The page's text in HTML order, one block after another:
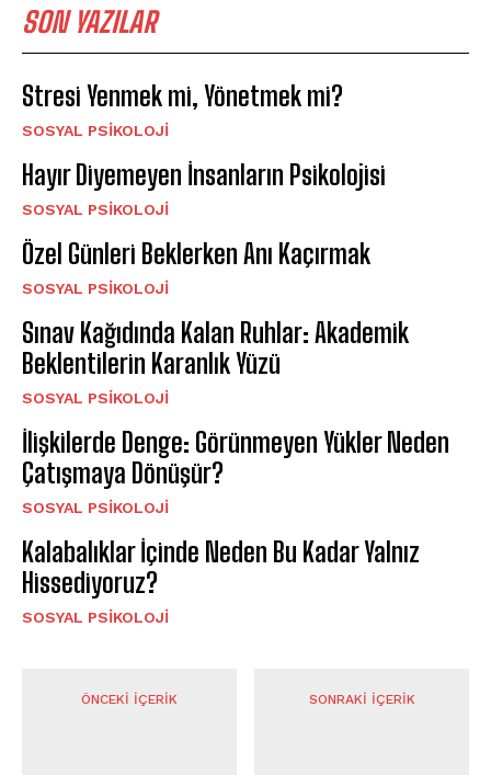
SON YAZILAR
Stresi Yenmek mi, Yönetmek mi?
SOSYAL PSIKOLOJI
Hayır Diyemeyen İnsanların Psikolojisi
SOSYAL PSIKOLOJI
Özel Günleri Beklerken Anı Kaçırmak
SOSYAL PSIKOLOJI
Sınav Kağıdında Kalan Ruhlar: Akademik
Beklentilerin Karanlık Yüzü
SOSYAL PSIKOLOJI
İlişkilerde Denge: Görünmeyen Yükler Neden
Çatışmaya Dönüşür?
SOSYAL PSIKOLOJI
Kalabalıklar İçinde Neden Bu Kadar Yalnız
Hissediyoruz?
SOSYAL PSIKOLOJI
ÖNCEKI İÇERIK SONRAKI İÇERIK